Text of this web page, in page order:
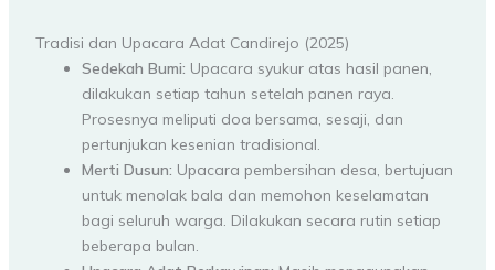
Tradisi dan Upacara Adat Candirejo (2025)
Sedekah Bumi: Upacara syukur atas hasil panen,
dilakukan setiap tahun setelah panen raya.
Prosesnya meliputi doa bersama, sesaji, dan
pertunjukan kesenian tradisional.
Merti Dusun: Upacara pembersihan desa, bertujuan
untuk menolak bala dan memohon keselamatan
bagi seluruh warga. Dilakukan secara rutin setiap
beberapa bulan.